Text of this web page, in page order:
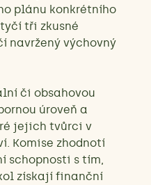
plánu konkrétního
tři zkusné
navržený výchovný
či obsahovou
úroveň a
jejich tvůrci v
Komise zhodnotí
schopnosti s tím,
získají finanční